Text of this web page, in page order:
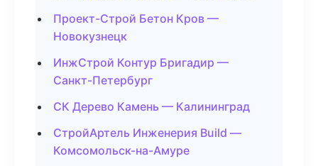
Проект-Строй Бетон Кров —
Новокузнецк
ИнжСтрой Контур Бригадир —
Санкт-Петербург
СК Дерево Камень — Калининград
СтройАртель Инженерия Build —
Комсомольск-на-Амуре